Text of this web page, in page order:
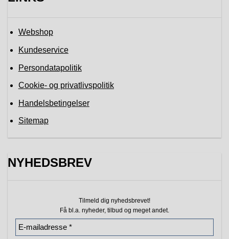
Webshop
Kundeservice
Persondatapolitik
Cookie- og privatlivspolitik
Handelsbetingelser
Sitemap
NYHEDSBREV
Tilmeld dig nyhedsbrevet!
Få bl.a. nyheder, tilbud og meget andet.